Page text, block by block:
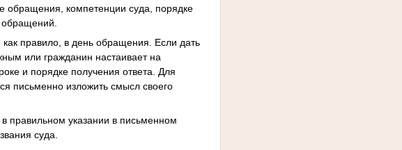
обращения, компетенции суда, порядке
правило, в день обращения. Если дать
или гражданин настаивает на
и порядке получения ответа. Для
письменно изложить смысл своего
правильном указании в письменном
суда.